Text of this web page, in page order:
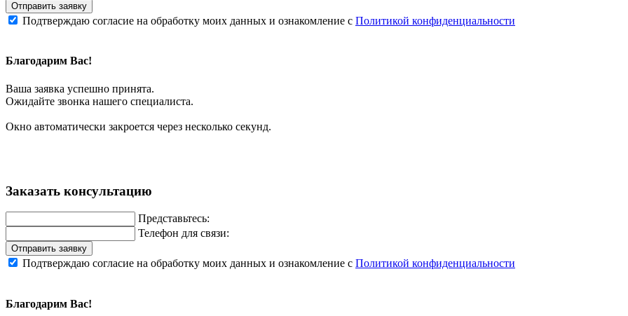
Отправить заявку
Подтверждаю согласие на обработку моих данных и ознакомление с Политикой конфиденциальности
Благодарим Вас!
Ваша заявка успешно принята.
Ожидайте звонка нашего специалиста.
Окно автоматически закроется через несколько секунд.
Заказать консультацию
Представьтесь:
Телефон для связи:
Отправить заявку
Подтверждаю согласие на обработку моих данных и ознакомление с Политикой конфиденциальности
Благодарим Вас!